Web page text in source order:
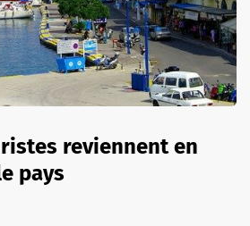
reviennent en
pays